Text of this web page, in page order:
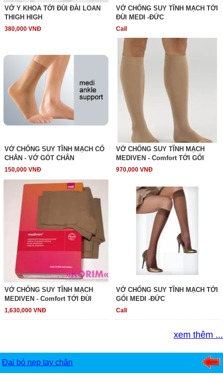
VỚ Y KHOA TỚI ĐÙI ĐÀI LOAN
THIGH HIGH
380,000 VNĐ
VỚ CHỐNG SUY TĨNH MẠCH TỚI
ĐÙI MEDI -ĐỨC
Call
VỚ CHỐNG SUY TĨNH MẠCH CỔ
CHÂN - VỚ GÓT CHÂN
150,000 VNĐ
VỚ CHỐNG SUY TĨNH MẠCH
MEDIVEN - Comfort TỚI GỐI
970,000 VNĐ
VỚ CHỐNG SUY TĨNH MẠCH
MEDIVEN - Comfort TỚI ĐÙI
1,630,000 VNĐ
VỚ CHỐNG SUY TĨNH MẠCH TỚI
GỐI MEDI -ĐỨC
Call
xem thêm ...
Đai bó nẹp tay chân